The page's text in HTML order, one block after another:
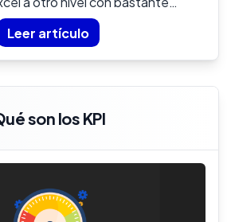
Leer artículo
son los KPI